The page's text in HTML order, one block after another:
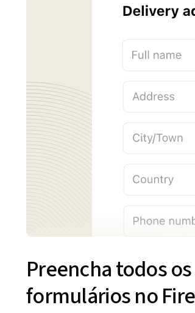
Preencha todos
formulários no